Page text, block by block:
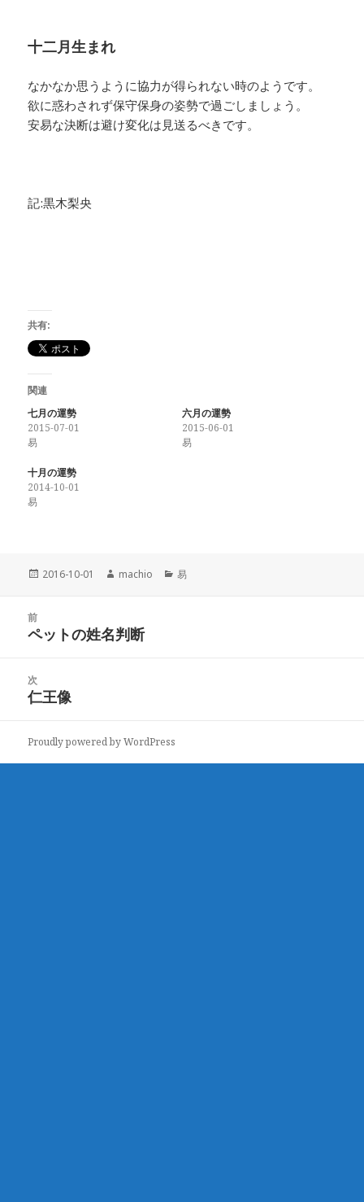
十二月生まれ
なかなか思うように協力が得られない時のようです。
欲に惑わされず保守保身の姿勢で過ごしましょう。
安易な決断は避け変化は見送るべきです。
記:黒木梨央
共有:
関連
七月の運勢
2015-07-01
易
六月の運勢
2015-06-01
易
十月の運勢
2014-10-01
易
投
2016-10-01
作
machio
カ
易
ン
前
前
投
稿:
ペットの姓名判断
次
次
投
仁王像
Proudly powered by WordPress